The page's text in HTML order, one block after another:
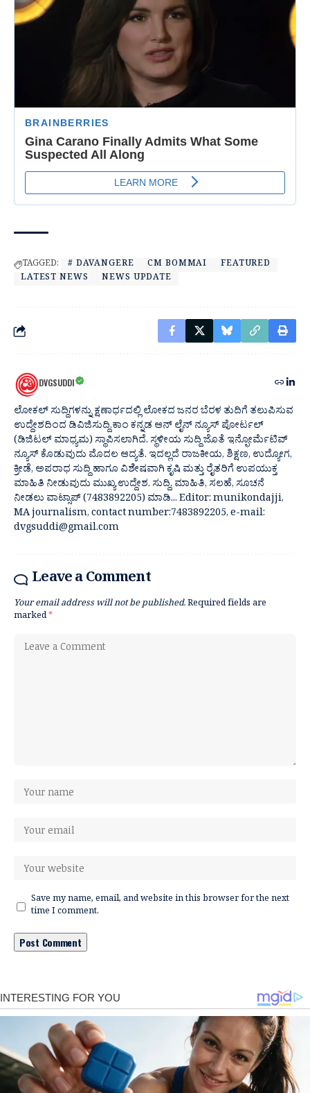
TAGGED: # DAVANGERE CM BOMMAI
FEATURED
LATEST NEWS
NEWS UPDATE
DVGSUDDI
ಲೋಕಲ್ ಸುದ್ದಿಗಳನ್ನು ಕ್ಷಣಾರ್ಧದಲ್ಲಿ ಲೋಕದ ಜನರ ಬೆರಳ ತುದಿಗೆ ತಲುಪಿಸುವ
ಉದ್ದೇಶದಿಂದ ಡಿವಿಜಿಸುದ್ದಿ.ಕಾಂ ಕನ್ನಡ ಆನ್ ಲೈನ್ ನ್ಯೂಸ್ ಪೋರ್ಟಲ್
(ಡಿಜಿಟಲ್ ಮಾಧ್ಯಮ) ಸ್ಥಾಪಿಸಲಾಗಿದೆ. ಸ್ಥಳೀಯ ಸುದ್ದಿ ಜೊತೆ ಇನ್ಫೋರ್ಮೆಟಿವ್
ನ್ಯೂಸ್ ಕೊಡುವುದು ಮೊದಲ ಆದ್ಯತೆ. ಇದಲ್ಲದೆ ರಾಜಕೀಯ, ಶಿಕ್ಷಣ, ಉದ್ಯೋಗ,
ಕ್ರೀಡೆ, ಅಪರಾಧ ಸುದ್ದಿ ಹಾಗೂ ವಿಶೇಷವಾಗಿ ಕೃಷಿ ಮತ್ತು ರೈತರಿಗೆ ಉಪಯುಕ್ತ
ಮಾಹಿತಿ ನೀಡುವುದು ಮುಖ್ಯ ಉದ್ದೇಶ. ಸುದ್ದಿ, ಮಾಹಿತಿ, ಸಲಹೆ, ಸೂಚನೆ
ನೀಡಲು ವಾಟ್ಸಾಪ್ (7483892205) ಮಾಡಿ... Editor: munikondajji,
MA journalism, contact number:7483892205, e-mail:
dvgsuddi@gmail.com
Leave a Comment
Your email address will not be published.Required fields are
marked*
Save my name, email, and website in this browser for the next
time I comment.